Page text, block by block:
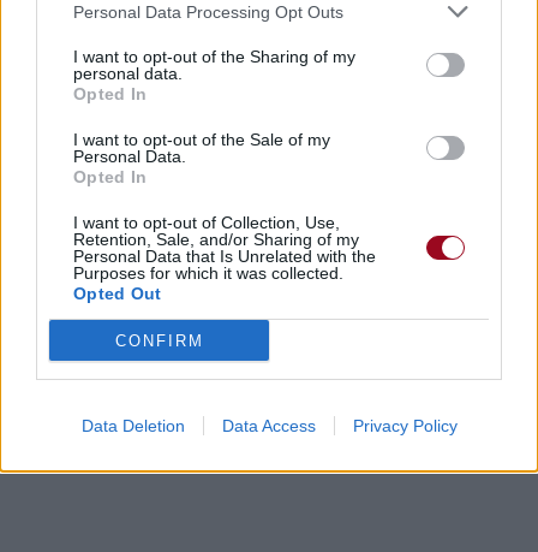
Personal Data Processing Opt Outs
I want to opt-out of the Sharing of my
personal data.
Opted In
I want to opt-out of the Sale of my
Personal Data.
Opted In
I want to opt-out of Collection, Use,
Retention, Sale, and/or Sharing of my
Personal Data that Is Unrelated with the
Purposes for which it was collected.
Opted Out
CONFIRM
Data Deletion Data Access Privacy Policy
Voir la vidéo de «Coles Corner»
Concert/Live Concert/Live Concert/Live
Paroles + Traduction Téléchargement
Vidéos
Commentaires
Dire «merci» pour cette traduction Corriger une erreur